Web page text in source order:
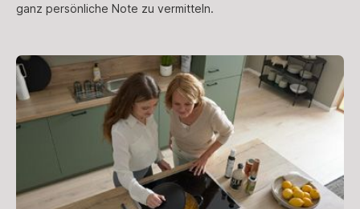
ganz persönliche Note zu vermitteln.